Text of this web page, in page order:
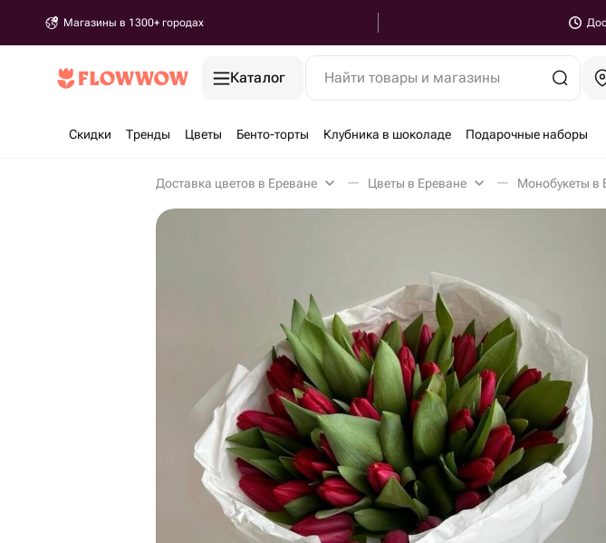
Магазины в 1300+ городах
Каталог Найти товары и магазины
Скидки Тренды Цветы Бенто-торты Клубника в шоколаде Подарочные наборы
Доставка цветов в Ереване Цветы в Ереване Монобукеты в